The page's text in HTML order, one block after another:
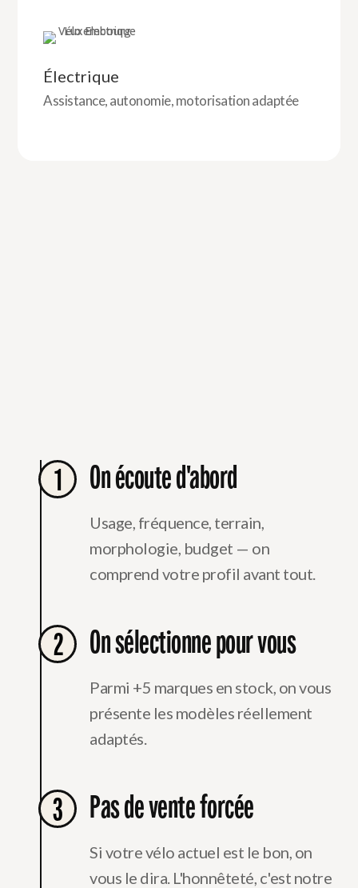
Électrique
Assistance, autonomie, motorisation adaptée
On écoute d'abord
Usage, fréquence, terrain,
morphologie, budget — on
comprend votre profil avant tout.
1
On sélectionne pour vous
Parmi +5 marques en stock, on vous
présente les modèles réellement
adaptés.
2
Pas de vente forcée
Si votre vélo actuel est le bon, on
vous le dira. L'honnêteté, c'est notre
3